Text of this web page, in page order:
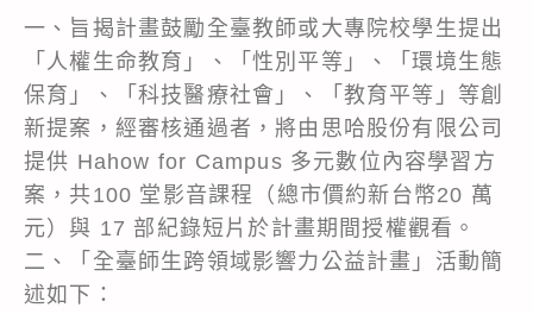
一、旨揭計畫鼓勵全臺教師或大專院校學生提出
「人權生命教育」、「性別平等」、「環境生態
保育」、「科技醫療社會」、「教育平等」等創
新提案，經審核通過者，將由思哈股份有限公司
提供 Hahow for Campus 多元數位內容學習方
案，共100 堂影音課程（總市價約新台幣20 萬
元）與 17 部紀錄短片於計畫期間授權觀看。
二、「全臺師生跨領域影響力公益計畫」活動簡
述如下：